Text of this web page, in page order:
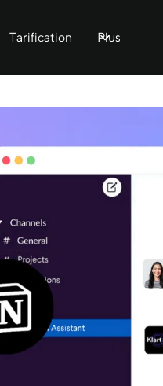
Tarification Plus